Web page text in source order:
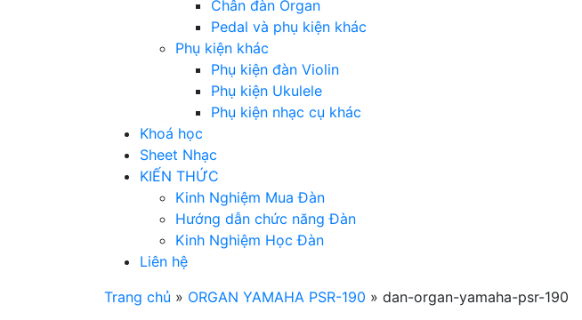
Chân đàn Organ
Pedal và phụ kiện khác
Phụ kiện khác
Phụ kiện đàn Violin
Phụ kiện Ukulele
Phụ kiện nhạc cụ khác
Khoá học
Sheet Nhạc
KIẾN THỨC
Kinh Nghiệm Mua Đàn
Hướng dẫn chức năng Đàn
Kinh Nghiệm Học Đàn
Liên hệ
Trang chủ » ORGAN YAMAHA PSR-190 » dan-organ-yamaha-psr-190